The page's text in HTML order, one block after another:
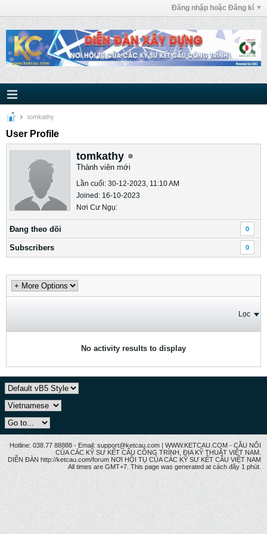
Đăng nhập hoặc Đăng kí
tomkathy
User Profile
tomkathy
Thành viên mới
Lần cuối: 30-12-2023, 11:10 AM
Joined: 16-10-2023
Nơi Cư Ngụ:
Ðang theo dõi 0
Subscribers 0
Lọc
No activity results to display
Hotline: 038.77 88888 - Email: support@ketcau.com | WWW.KETCAU.COM - CẦU NỐI
CỦA CÁC KỸ SƯ KẾT CẤU CÔNG TRÌNH, ĐỊA KỸ THUẬT VIỆT NAM.
DIỄN ĐÀN http://ketcau.com/forum NƠI HỘI TỤ CỦA CÁC KỸ SƯ KẾT CÂU VIỆT NAM
All times are GMT+7. This page was generated at cách đây 1 phút.